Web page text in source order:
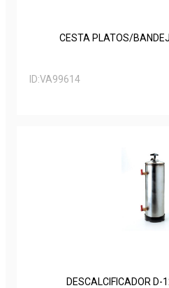
CESTA PLATOS/
ID:VA99614
DESCALCIFICADOR